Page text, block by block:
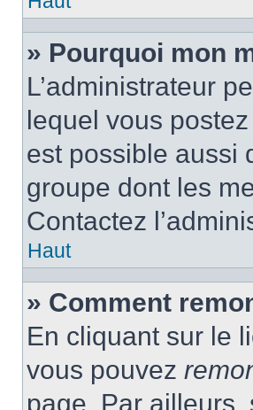
» Pourquoi mon
L’administrateur
lequel vous
est possible aussi
groupe dont les
Contactez
Haut
» Comment
En cliquant sur le
vous pouvez
page. Par